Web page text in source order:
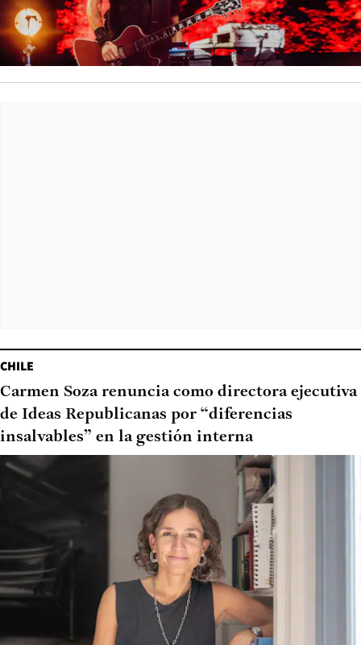
CHILE
Carmen Soza renuncia como directora ejecutiva
de Ideas Republicanas por “diferencias
insalvables” en la gestión interna